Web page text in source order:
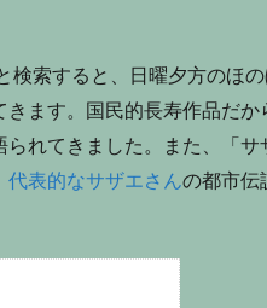
検索すると、日曜夕方のほ
ます。国民的長寿作品だ
れてきました。また、「
代表的なサザエさんの都市伝